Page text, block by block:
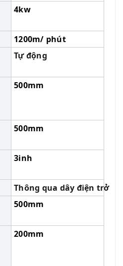
4kw
1200m/ phút
Tự động
500mm
500mm
3inh
Thông qua dây điện trở
500mm
200mm